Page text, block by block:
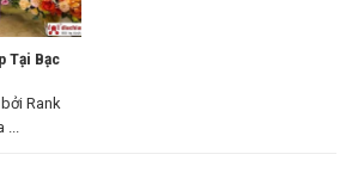
Tại Bạc
Rank